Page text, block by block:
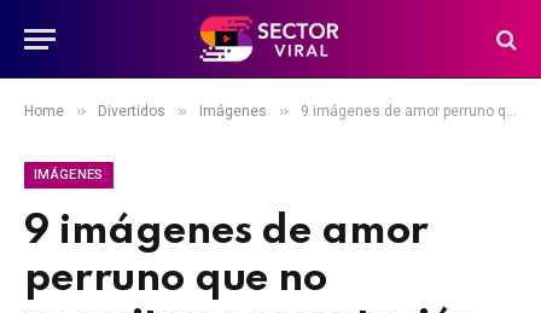
Home » Divertidos » Imágenes » 9 imágenes de amor perruno que no necesitan presentación
IMÁGENES
9 imágenes de amor
perruno que no